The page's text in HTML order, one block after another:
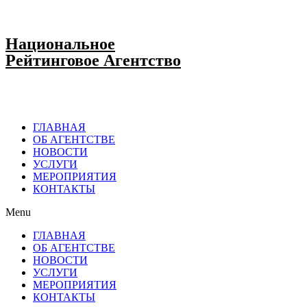
Национальное
Рейтинговое Агентство
ГЛАВНАЯ
ОБ АГЕНТСТВЕ
НОВОСТИ
УСЛУГИ
МЕРОПРИЯТИЯ
КОНТАКТЫ
Menu
ГЛАВНАЯ
ОБ АГЕНТСТВЕ
НОВОСТИ
УСЛУГИ
МЕРОПРИЯТИЯ
КОНТАКТЫ